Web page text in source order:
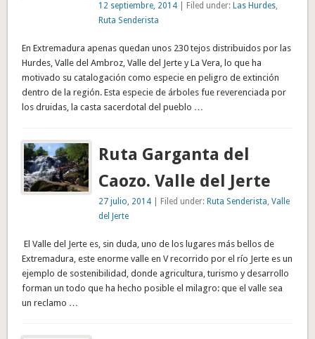
12 septiembre, 2014| Filed under: Las Hurdes,
Ruta Senderista
En Extremadura apenas quedan unos 230 tejos distribuidos por las
Hurdes, Valle del Ambroz, Valle del Jerte y La Vera, lo que ha
motivado su catalogación como especie en peligro de extinción
dentro de la región. Esta especie de árboles fue reverenciada por
los druidas, la casta sacerdotal del pueblo …
Ruta Garganta del
Caozo. Valle del Jerte
27 julio, 2014| Filed under: Ruta Senderista, Valle
del Jerte
El Valle del Jerte es, sin duda, uno de los lugares más bellos de
Extremadura, este enorme valle en V recorrido por el río Jerte es un
ejemplo de sostenibilidad, donde agricultura, turismo y desarrollo
forman un todo que ha hecho posible el milagro: que el valle sea
un reclamo …